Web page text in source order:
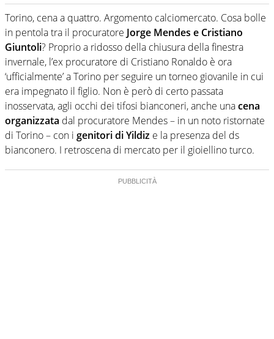
Torino, cena a quattro. Argomento calciomercato. Cosa bolle
in pentola tra il procuratore Jorge Mendes e Cristiano
Giuntoli? Proprio a ridosso della chiusura della finestra
invernale, l’ex procuratore di Cristiano Ronaldo è ora
‘ufficialmente’ a Torino per seguire un torneo giovanile in cui
era impegnato il figlio. Non è però di certo passata
inosservata, agli occhi dei tifosi bianconeri, anche unacena
organizzata dal procuratore Mendes – in un noto ristornate
di Torino – con i genitori di Yildiz e la presenza del ds
bianconero. I retroscena di mercato per il gioiellino turco.